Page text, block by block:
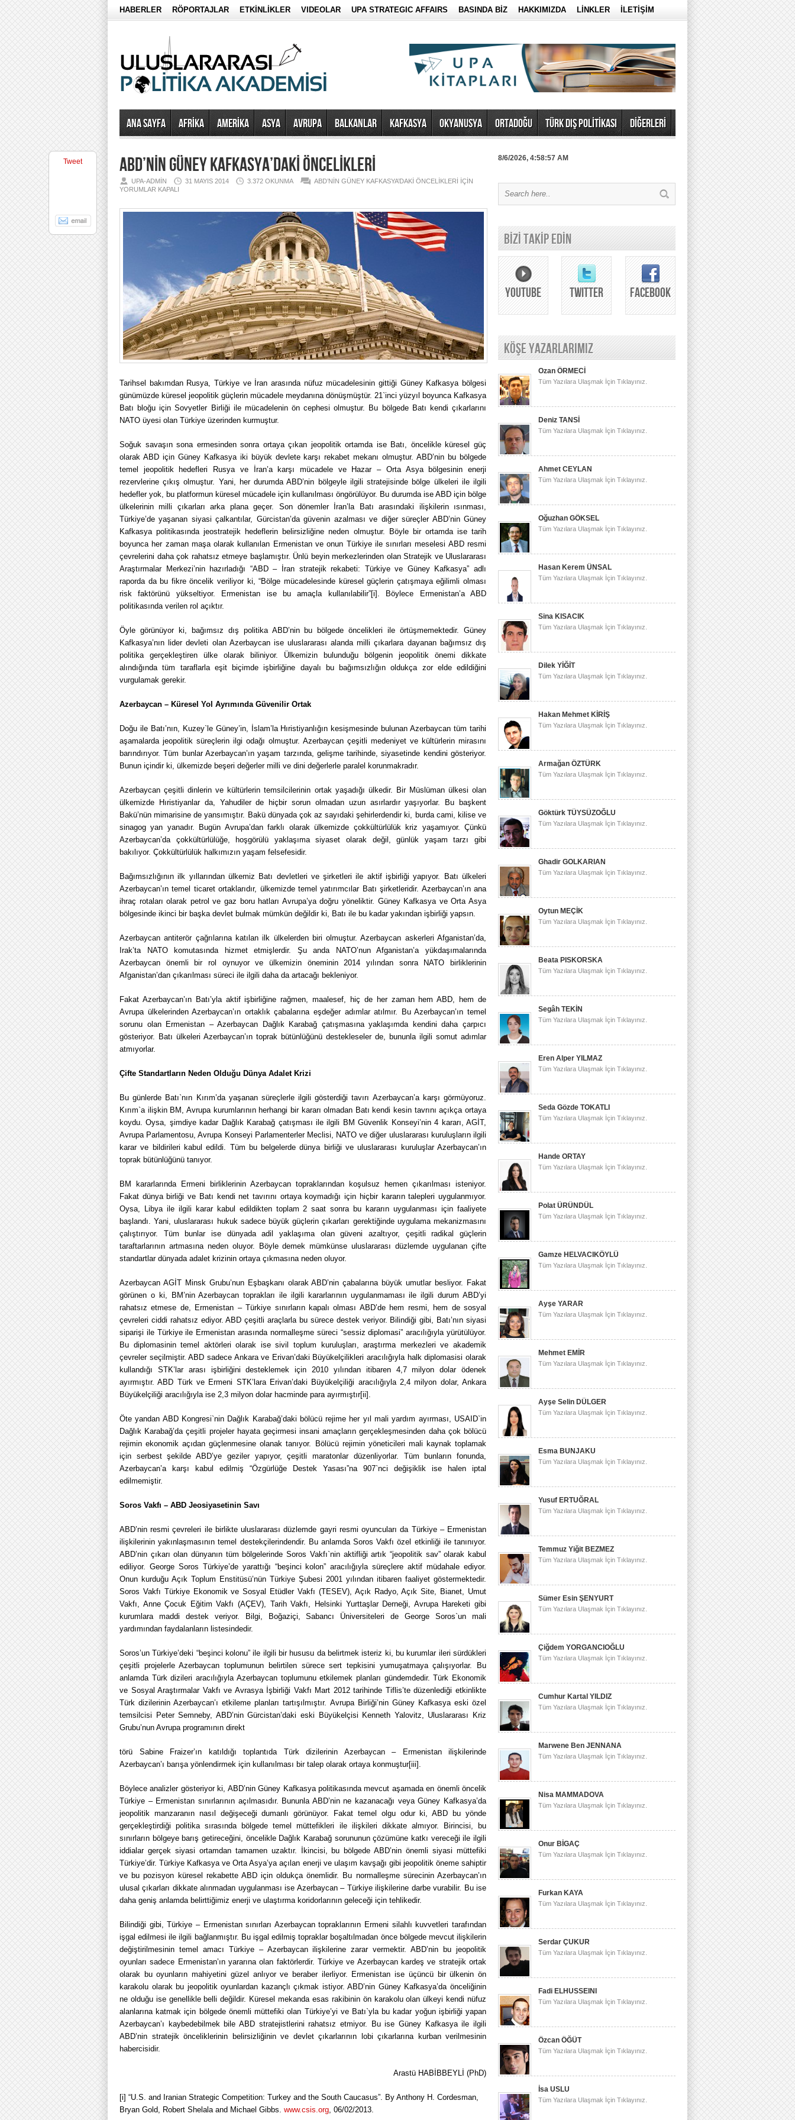
HABERLER RÖPORTAJLAR ETKİNLİKLER VIDEOLAR UPA STRATEGIC AFFAIRS BASINDA BİZ HAKKIMIZDA LİNKLER İLETİŞİM
Ana Sayfa AFRİKA AMERİKA ASYA AVRUPA BALKANLAR KAFKASYA OKYANUSYA ORTADOĞU TÜRK DIŞ POLİTİKASI DİĞERLERİ
ABD’NİN GÜNEY KAFKASYA’DAKİ ÖNCELİKLERİ
UPA-ADMIN 31 MAYIS 2014 3.372 OKUNMA
ABD’NİN GÜNEY KAFKASYA’DAKİ ÖNCELİKLERİ IÇIN
YORUMLAR KAPALI
Tarihsel bakımdan Rusya, Türkiye ve İran arasında nüfuz mücadelesinin gittiği Güney Kafkasya bölgesi
günümüzde küresel jeopolitik güçlerin mücadele meydanına dönüşmüştür. 21`inci yüzyıl boyunca Kafkasya
Batı bloğu için Sovyetler Birliği ile mücadelenin ön cephesi olmuştur. Bu bölgede Batı kendi çıkarlarını
NATO üyesi olan Türkiye üzerinden kurmuştur.
Soğuk savaşın sona ermesinden sonra ortaya çıkan jeopolitik ortamda ise Batı, öncelikle küresel güç
olarak ABD için Güney Kafkasya iki büyük devlete karşı rekabet mekanı olmuştur. ABD’nin bu bölgede
temel jeopolitik hedefleri Rusya ve İran’a karşı mücadele ve Hazar – Orta Asya bölgesinin enerji
rezervlerine çıkış olmuştur. Yani, her durumda ABD’nin bölgeyle ilgili stratejisinde bölge ülkeleri ile ilgili
hedefler yok, bu platformun küresel mücadele için kullanılması öngörülüyor. Bu durumda ise ABD için bölge
ülkelerinin milli çıkarları arka plana geçer. Son dönemler İran’la Batı arasındaki ilişkilerin ısınması,
Türkiye’de yaşanan siyasi çalkantılar, Gürcistan’da güvenin azalması ve diğer süreçler ABD’nin Güney
Kafkasya politikasında jeostratejik hedeflerin belirsizliğine neden olmuştur. Böyle bir ortamda ise tarih
boyunca her zaman maşa olarak kullanılan Ermenistan ve onun Türkiye ile sınırları meselesi ABD resmi
çevrelerini daha çok rahatsız etmeye başlamıştır. Ünlü beyin merkezlerinden olan Stratejik ve Uluslararası
Araştırmalar Merkezi’nin hazırladığı “ABD – İran stratejik rekabeti: Türkiye ve Güney Kafkasya” adlı
raporda da bu fikre öncelik veriliyor ki, “Bölge mücadelesinde küresel güçlerin çatışmaya eğilimli olması
risk faktörünü yükseltiyor. Ermenistan ise bu amaçla kullanılabilir”[i]. Böylece Ermenistan’a ABD
politikasında verilen rol açıktır.
Öyle görünüyor ki, bağımsız dış politika ABD’nin bu bölgede öncelikleri ile örtüşmemektedir. Güney
Kafkasya’nın lider devleti olan Azerbaycan ise uluslararası alanda milli çıkarlara dayanan bağımsız dış
politika gerçekleştiren ülke olarak biliniyor. Ülkemizin bulunduğu bölgenin jeopolitik önemi dikkate
alındığında tüm taraflarla eşit biçimde işbirliğine dayalı bu bağımsızlığın oldukça zor elde edildiğini
vurgulamak gerekir.
Azerbaycan – Küresel Yol Ayrımında Güvenilir Ortak
Doğu ile Batı’nın, Kuzey`le Güney’in, İslam’la Hıristiyanlığın kesişmesinde bulunan Azerbaycan tüm tarihi
aşamalarda jeopolitik süreçlerin ilgi odağı olmuştur. Azerbaycan çeşitli medeniyet ve kültürlerin mirasını
barındırıyor. Tüm bunlar Azerbaycan’ın yaşam tarzında, gelişme tarihinde, siyasetinde kendini gösteriyor.
Bunun içindir ki, ülkemizde beşeri değerler milli ve dini değerlerle paralel korunmakradır.
Azerbaycan çeşitli dinlerin ve kültürlerin temsilcilerinin ortak yaşadığı ülkedir. Bir Müslüman ülkesi olan
ülkemizde Hıristiyanlar da, Yahudiler de hiçbir sorun olmadan uzun asırlardır yaşıyorlar. Bu başkent
Bakü’nün mimarisine de yansımıştır. Bakü dünyada çok az sayıdaki şehirlerdendir ki, burda cami, kilise ve
sinagog yan yanadır. Bugün Avrupa’dan farklı olarak ülkemizde çokkültürlülük kriz yaşamıyor. Çünkü
Azerbaycan’da çokkültürlülüğe, hoşgörülü yaklaşıma siyaset olarak değil, günlük yaşam tarzı gibi
bakılıyor. Çokkültürlülük halkımızın yaşam felsefesidir.
Bağımsızlığının ilk yıllarından ülkemiz Batı devletleri ve şirketleri ile aktif işbirliği yapıyor. Batı ülkeleri
Azerbaycan’ın temel ticaret ortaklarıdır, ülkemizde temel yatırımcılar Batı şirketleridir. Azerbaycan’ın ana
ihraç rotaları olarak petrol ve gaz boru hatları Avrupa’ya doğru yöneliktir. Güney Kafkasya ve Orta Asya
bölgesinde ikinci bir başka devlet bulmak mümkün değildir ki, Batı ile bu kadar yakından işbirliği yapsın.
Azerbaycan antiterör çağrılarına katılan ilk ülkelerden biri olmuştur. Azerbaycan askerleri Afganistan’da,
Irak’ta NATO komutasında hizmet etmişlerdir. Şu anda NATO’nun Afganistan’a yükdaşımalarında
Azerbaycan önemli bir rol oynuyor ve ülkemizin öneminin 2014 yılından sonra NATO birliklerinin
Afganistan’dan çıkarılması süreci ile ilgili daha da artacağı bekleniyor.
Fakat Azerbaycan’ın Batı’yla aktif işbirliğine rağmen, maalesef, hiç de her zaman hem ABD, hem de
Avrupa ülkelerinden Azerbaycan’ın ortaklık çabalarına eşdeğer adımlar atılmır. Bu Azerbaycan’ın temel
sorunu olan Ermenistan – Azerbaycan Dağlık Karabağ çatışmasına yaklaşımda kendini daha çarpıcı
gösteriyor. Batı ülkeleri Azerbaycan’ın toprak bütünlüğünü destekleseler de, bununla ilgili somut adımlar
atmıyorlar.
Çifte Standartların Neden Olduğu Dünya Adalet Krizi
Bu günlerde Batı`nın Kırım’da yaşanan süreçlerle ilgili gösterdiği tavırı Azerbaycan’a karşı görmüyoruz.
Kırım`a ilişkin BM, Avrupa kurumlarının herhangi bir kararı olmadan Batı kendi kesin tavrını açıkça ortaya
koydu. Oysa, şimdiye kadar Dağlık Karabağ çatışması ile ilgili BM Güvenlik Konseyi’nin 4 kararı, AGİT,
Avrupa Parlamentosu, Avrupa Konseyi Parlamenterler Meclisi, NATO ve diğer uluslararası kuruluşların ilgili
karar ve bildirileri kabul edildi. Tüm bu belgelerde dünya birliği ve uluslararası kuruluşlar Azerbaycan’ın
toprak bütünlüğünü tanıyor.
BM kararlarında Ermeni birliklerinin Azerbaycan topraklarından koşulsuz hemen çıkarılması isteniyor.
Fakat dünya birliği ve Batı kendi net tavırını ortaya koymadığı için hiçbir kararın talepleri uygulanmıyor.
Oysa, Libya ile ilgili karar kabul edildikten toplam 2 saat sonra bu kararın uygulanması için faaliyete
başlandı. Yani, uluslararası hukuk sadece büyük güçlerin çıkarları gerektiğinde uygulama mekanizmasını
çalıştırıyor. Tüm bunlar ise dünyada adil yaklaşıma olan güveni azaltıyor, çeşitli radikal güçlerin
taraftarlarının artmasına neden oluyor. Böyle demek mümkünse uluslararası düzlemde uygulanan çifte
standartlar dünyada adalet krizinin ortaya çıkmasına neden oluyor.
Azerbaycan AGİT Minsk Grubu’nun Eşbaşkanı olarak ABD’nin çabalarına büyük umutlar besliyor. Fakat
görünen o ki, BM’nin Azerbaycan toprakları ile ilgili kararlarının uygulanmaması ile ilgili durum ABD’yi
rahatsız etmese de, Ermenistan – Türkiye sınırların kapalı olması ABD’de hem resmi, hem de sosyal
çevreleri ciddi rahatsız ediyor. ABD çeşitli araçlarla bu sürece destek veriyor. Bilindiği gibi, Batı’nın siyasi
siparişi ile Türkiye ile Ermenistan arasında normalleşme süreci “sessiz diplomasi” aracılığıyla yürütülüyor.
Bu diplomasinin temel aktörleri olarak ise sivil toplum kuruluşları, araştırma merkezleri ve akademik
çevreler seçilmiştir. ABD sadece Ankara ve Erivan’daki Büyükelçilikleri aracılığıyla halk diplomasisi olarak
kullandığı STK’lar arası işbirliğini desteklemek için 2010 yılından itibaren 4,7 milyon dolar ödenek
ayırmıştır. ABD Türk ve Ermeni STK’lara Erivan’daki Büyükelçiliği aracılığıyla 2,4 milyon dolar, Ankara
Büyükelçiliği aracılığıyla ise 2,3 milyon dolar hacminde para ayırmıştır[ii].
Öte yandan ABD Kongresi`nin Dağlık Karabağ’daki bölücü rejime her yıl mali yardım ayırması, USAID`in
Dağlık Karabağ’da çeşitli projeler hayata geçirmesi insani amaçların gerçekleşmesinden daha çok bölücü
rejimin ekonomik açıdan güçlenmesine olanak tanıyor. Bölücü rejimin yöneticileri mali kaynak toplamak
için serbest şekilde ABD’ye geziler yapıyor, çeşitli maratonlar düzenliyorlar. Tüm bunların fonunda,
Azerbaycan’a karşı kabul edilmiş “Özgürlüğe Destek Yasası”na 907`nci değişiklik ise halen iptal
edilmemiştir.
Soros Vakfı – ABD Jeosiyasetinin Savı
ABD’nin resmi çevreleri ile birlikte uluslararası düzlemde gayri resmi oyuncuları da Türkiye – Ermenistan
ilişkilerinin yakınlaşmasının temel destekçilerindendir. Bu anlamda Soros Vakfı özel etkinliği ile tanınıyor.
ABD’nin çıkarı olan dünyanın tüm bölgelerinde Soros Vakfı`nin aktifliği artık “jeopolitik sav” olarak kabul
ediliyor. George Soros Türkiye’de yarattığı “beşinci kolon” aracılığıyla süreçlere aktif müdahale ediyor.
Onun kurduğu Açık Toplum Enstitüsü’nün Türkiye Şubesi 2001 yılından itibaren faaliyet göstermektedir.
Soros Vakfı Türkiye Ekonomik ve Sosyal Etüdler Vakfı (TESEV), Açık Radyo, Açık Site, Bianet, Umut
Vakfı, Anne Çocuk Eğitim Vakfı (AÇEV), Tarih Vakfı, Helsinki Yurttaşlar Derneği, Avrupa Hareketi gibi
kurumlara maddi destek veriyor. Bilgi, Boğaziçi, Sabancı Üniversiteleri de George Soros`un mali
yardımından faydalanların listesindedir.
Soros’un Türkiye’deki “beşinci kolonu” ile ilgili bir hususu da belirtmek isteriz ki, bu kurumlar ileri sürdükleri
çeşitli projelerle Azerbaycan toplumunun belirtilen sürece sert tepkisini yumuşatmaya çalışıyorlar. Bu
anlamda Türk dizileri aracılığıyla Azerbaycan toplumunu etkilemek planları gündemdedir. Türk Ekonomik
ve Sosyal Araştırmalar Vakfı ve Avrasya İşbirliği Vakfı Mart 2012 tarihinde Tiflis’te düzenlediği etkinlikte
Türk dizilerinin Azerbaycan’ı etkileme planları tartışılmıştır. Avrupa Birliği’nin Güney Kafkasya eski özel
temsilcisi Peter Semneby, ABD’nin Gürcistan’daki eski Büyükelçisi Kenneth Yalovitz, Uluslararası Kriz
Grubu’nun Avrupa programının direkt
törü Sabine Fraizer’ın katıldığı toplantıda Türk dizilerinin Azerbaycan – Ermenistan ilişkilerinde
Azerbaycan’ı barışa yönlendirmek için kullanılması bir talep olarak ortaya konmuştur[iii] .
Böylece analizler gösteriyor ki, ABD’nin Güney Kafkasya politikasında mevcut aşamada en önemli öncelik
Türkiye – Ermenistan sınırlarının açılmasıdır. Bununla ABD’nin ne kazanacağı veya Güney Kafkasya’da
jeopolitik manzaranın nasıl değişeceği dumanlı görünüyor. Fakat temel olgu odur ki, ABD bu yönde
gerçekleştirdiği politika sırasında bölgede temel müttefikleri ile ilişkileri dikkate almıyor. Birincisi, bu
sınırların bölgeye barış getireceğini, öncelikle Dağlık Karabağ sorununun çözümüne katkı vereceği ile ilgili
iddialar gerçek siyasi ortamdan tamamen uzaktır. İkincisi, bu bölgede ABD’nin önemli siyasi müttefiki
Türkiye’dir. Türkiye Kafkasya ve Orta Asya’ya açılan enerji ve ulaşım kavşağı gibi jeopolitik öneme sahiptir
ve bu pozisyon küresel rekabette ABD için oldukça önemlidir. Bu normalleşme sürecinin Azerbaycan’ın
ulusal çıkarları dikkate alınmadan uygulanması ise Azerbaycan – Türkiye ilişkilerine darbe vurabilir. Bu ise
daha geniş anlamda belirttiğimiz enerji ve ulaştırma koridorlarının geleceği için tehlikedir.
Bilindiği gibi, Türkiye – Ermenistan sınırları Azerbaycan topraklarının Ermeni silahlı kuvvetleri tarafından
işgal edilmesi ile ilgili bağlanmıştır. Bu işgal edilmiş topraklar boşaltılmadan önce bölgede mevcut ilişkilerin
değiştirilmesinin temel amacı Türkiye – Azerbaycan ilişkilerine zarar vermektir. ABD’nin bu jeopolitik
oyunları sadece Ermenistan’ın yararına olan faktörlerdir. Türkiye ve Azerbaycan kardeş ve stratejik ortak
olarak bu oyunların mahiyetini güzel anlıyor ve beraber ilerliyor. Ermenistan ise üçüncü bir ülkenin ön
karakolu olarak bu jeopolitik oyunlardan kazançlı çıkmak istiyor. ABD’nin Güney Kafkasya’da önceliğinin
ne olduğu ise genellikle belli değildir. Küresel mekanda esas rakibinin ön karakolu olan ülkeyi kendi nüfuz
alanlarına katmak için bölgede önemli müttefiki olan Türkiye’yi ve Batı`yla bu kadar yoğun işbirliği yapan
Azerbaycan’ı kaybedebilmek bile ABD stratejistlerini rahatsız etmiyor. Bu ise Güney Kafkasya ile ilgili
ABD’nin stratejik önceliklerinin belirsizliğinin ve devlet çıkarlarının lobi çıkarlarına kurban verilmesinin
habercisidir.
Arastü HABİBBEYLİ (PhD)
[i] “U.S. and Iranian Strategic Competition: Turkey and the South Caucasus”. By Anthony H. Cordesman,
Bryan Gold, Robert Shelala and Michael Gibbs. www.csis.org, 06/02/2013.
Tweet 8/6/2026, 4:58:57 AM
BİZİ TAKİP EDİN
YOUTUBE TWITTER FACEBOOK
KÖŞE YAZARLARIMIZ
Ozan ÖRMECİ
Tüm Yazılara Ulaşmak İçin Tıklayınız.
Deniz TANSİ
Tüm Yazılara Ulaşmak İçin Tıklayınız.
Ahmet CEYLAN
Tüm Yazılara Ulaşmak İçin Tıklayınız.
Oğuzhan GÖKSEL
Tüm Yazılara Ulaşmak İçin Tıklayınız.
Hasan Kerem ÜNSAL
Tüm Yazılara Ulaşmak İçin Tıklayınız.
Sina KISACIK
Tüm Yazılara Ulaşmak İçin Tıklayınız.
Dilek YİĞİT
Tüm Yazılara Ulaşmak İçin Tıklayınız.
Hakan Mehmet KİRİŞ
Tüm Yazılara Ulaşmak İçin Tıklayınız.
Armağan ÖZTÜRK
Tüm Yazılara Ulaşmak İçin Tıklayınız.
Göktürk TÜYSÜZOĞLU
Tüm Yazılara Ulaşmak İçin Tıklayınız.
Ghadir GOLKARIAN
Tüm Yazılara Ulaşmak İçin Tıklayınız.
Oytun MEÇİK
Tüm Yazılara Ulaşmak İçin Tıklayınız.
Beata PISKORSKA
Tüm Yazılara Ulaşmak İçin Tıklayınız.
Segâh TEKİN
Tüm Yazılara Ulaşmak İçin Tıklayınız.
Eren Alper YILMAZ
Tüm Yazılara Ulaşmak İçin Tıklayınız.
Seda Gözde TOKATLI
Tüm Yazılara Ulaşmak İçin Tıklayınız.
Hande ORTAY
Tüm Yazılara Ulaşmak İçin Tıklayınız.
Polat ÜRÜNDÜL
Tüm Yazılara Ulaşmak İçin Tıklayınız.
Gamze HELVACIKÖYLÜ
Tüm Yazılara Ulaşmak İçin Tıklayınız.
Ayşe YARAR
Tüm Yazılara Ulaşmak İçin Tıklayınız.
Mehmet EMİR
Tüm Yazılara Ulaşmak İçin Tıklayınız.
Ayşe Selin DÜLGER
Tüm Yazılara Ulaşmak İçin Tıklayınız.
Esma BUNJAKU
Tüm Yazılara Ulaşmak İçin Tıklayınız.
Yusuf ERTUĞRAL
Tüm Yazılara Ulaşmak İçin Tıklayınız.
Temmuz Yiğit BEZMEZ
Tüm Yazılara Ulaşmak İçin Tıklayınız.
Sümer Esin ŞENYURT
Tüm Yazılara Ulaşmak İçin Tıklayınız.
Çiğdem YORGANCIOĞLU
Tüm Yazılara Ulaşmak İçin Tıklayınız.
Cumhur Kartal YILDIZ
Tüm Yazılara Ulaşmak İçin Tıklayınız.
Marwene Ben JENNANA
Tüm Yazılara Ulaşmak İçin Tıklayınız.
Nisa MAMMADOVA
Tüm Yazılara Ulaşmak İçin Tıklayınız.
Onur BİGAÇ
Tüm Yazılara Ulaşmak İçin Tıklayınız.
Furkan KAYA
Tüm Yazılara Ulaşmak İçin Tıklayınız.
Serdar ÇUKUR
Tüm Yazılara Ulaşmak İçin Tıklayınız.
Fadi ELHUSSEINI
Tüm Yazılara Ulaşmak İçin Tıklayınız.
Özcan ÖĞÜT
Tüm Yazılara Ulaşmak İçin Tıklayınız.
İsa USLU
Tüm Yazılara Ulaşmak İçin Tıklayınız.